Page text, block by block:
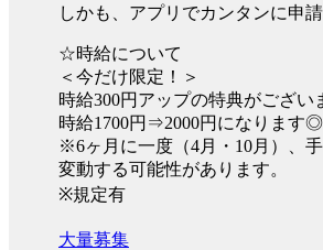
しかも、アプリでカンタンに申
☆時給について
＜今だけ限定！＞
時給300円アップの特典がござい
時給1700円⇒2000円になります◎
※6ヶ月に一度（4月・10月）、
変動する可能性があります。
※規定有
大量募集